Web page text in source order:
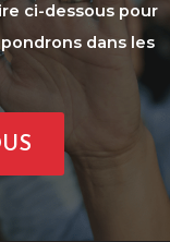
ci-dessous pour
dans les